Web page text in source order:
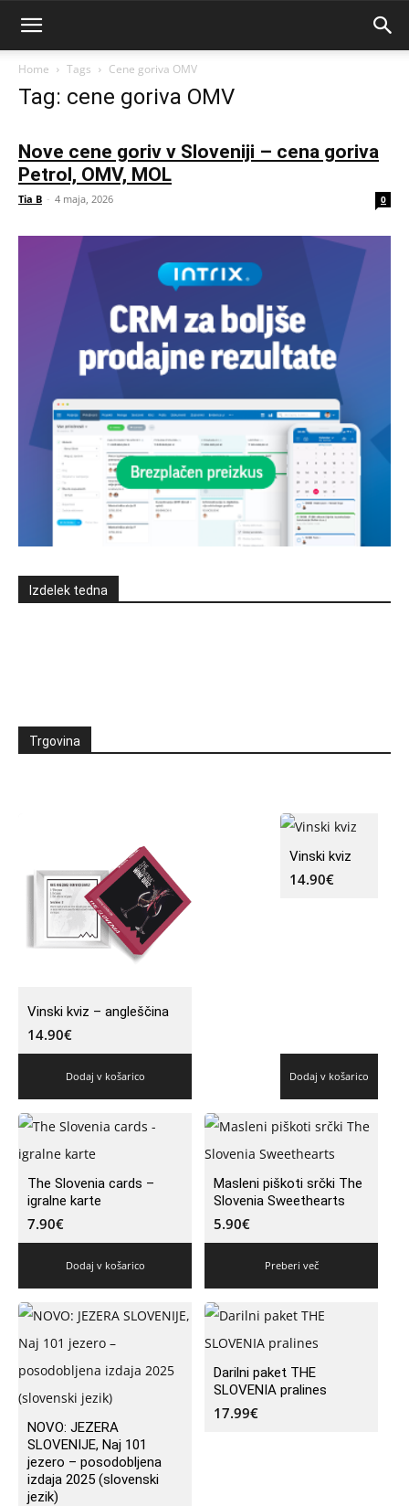
Home Tags Cene goriva OMV
Tag: cene goriva OMV
Nove cene goriv v Sloveniji – cena goriva
Petrol, OMV, MOL
Tia B - 4 maja, 2026 0
Izdelek tedna
Trgovina
Vinski kviz – angleščina
14.90€
Dodaj v košarico
Vinski kviz
14.90€
Dodaj v košarico
The Slovenia cards –
igralne karte
7.90€
Dodaj v košarico
Masleni piškoti srčki The
Slovenia Sweethearts
5.90€
Preberi več
NOVO: JEZERA
SLOVENIJE, Naj 101
jezero – posodobljena
izdaja 2025 (slovenski
jezik)
Darilni paket THE
SLOVENIA pralines
17.99€